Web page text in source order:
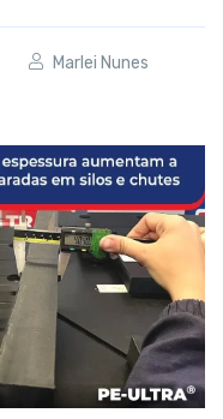
Marlei Nunes